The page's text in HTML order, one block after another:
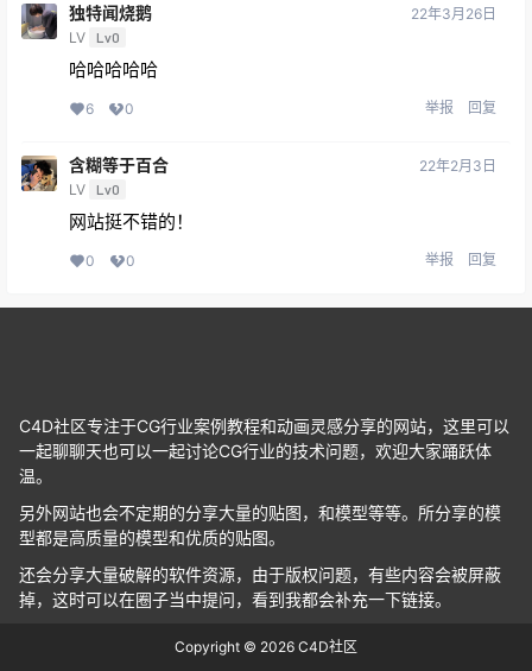
独特闻烧鹅
LV Lv0
22年3月26日
哈哈哈哈哈
6 0 举报 回复
含糊等于百合
LV Lv0
22年2月3日
网站挺不错的！
0 0 举报 回复
C4D社区专注于CG行业案例教程和动画灵感分享的网站，这里可以
一起聊聊天也可以一起讨论CG行业的技术问题，欢迎大家踊跃体
温。
另外网站也会不定期的分享大量的贴图，和模型等等。所分享的模
型都是高质量的模型和优质的贴图。
还会分享大量破解的软件资源，由于版权问题，有些内容会被屏蔽
掉，这时可以在圈子当中提问，看到我都会补充一下链接。
Copyright © 2026 C4D社区